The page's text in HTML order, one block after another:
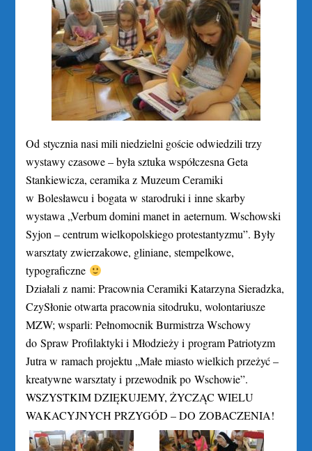
Od stycznia nasi mili niedzielni goście odwiedzili trzy
wystawy czasowe – była sztuka współczesna Geta
Stankiewicza, ceramika z Muzeum Ceramiki
w Bolesławcu i bogata w starodruki i inne skarby
wystawa „Verbum domini manet in aeternum. Wschowski
Syjon – centrum wielkopolskiego protestantyzmu”. Były
warsztaty zwierzakowe, gliniane, stempelkowe,
typograficzne
Działali z nami:Pracownia Ceramiki Katarzyna Sieradzka,
CzySłonie otwarta pracownia sitodruku, wolontariusze
MZW; wsparli: Pełnomocnik Burmistrza Wschowy
do Spraw Profilaktyki i Młodzieży i program Patriotyzm
Jutra w ramach projektu „Małe miasto wielkich przeżyć –
kreatywne warsztaty i przewodnik po Wschowie”.
WSZYSTKIM DZIĘKUJEMY, ŻYCZĄC WIELU
WAKACYJNYCH PRZYGÓD – DO ZOBACZENIA!